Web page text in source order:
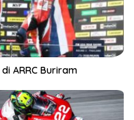
ARRC Buriram